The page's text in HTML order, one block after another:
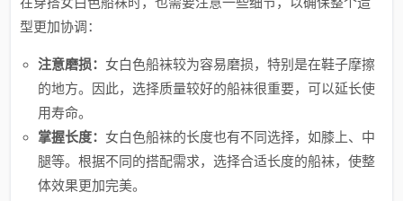
型更加协调：
注意磨损： 女白色船袜较为容易磨损，特别是在鞋子摩擦
的地方。因此，选择质量较好的船袜很重要，可以延长使
用寿命。
掌握长度： 女白色船袜的长度也有不同选择，如膝上、中
腿等。根据不同的搭配需求，选择合适长度的船袜，使整
体效果更加完美。